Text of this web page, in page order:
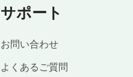
サポート
お問い合わせ
よくあるご質問